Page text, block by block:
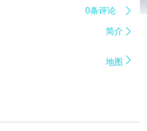
0条评论 
简介 
地图 